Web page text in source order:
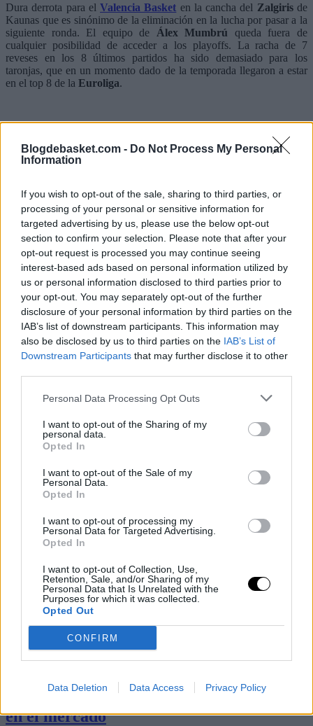
Blogdebasket.com - Do Not Process My Personal
Information
If you wish to opt-out of the sale, sharing to third parties, or
processing of your personal or sensitive information for
targeted advertising by us, please use the below opt-out
section to confirm your selection. Please note that after your
opt-out request is processed you may continue seeing
interest-based ads based on personal information utilized by
us or personal information disclosed to third parties prior to
your opt-out. You may separately opt-out of the further
disclosure of your personal information by third parties on the
IAB’s list of downstream participants. This information may
also be disclosed by us to third parties on the IAB’s List of
Downstream Participants that may further disclose it to other
Personal Data Processing Opt Outs
I want to opt-out of the Sharing of my
personal data.
Opted In
I want to opt-out of the Sale of my
Personal Data.
Opted In
I want to opt-out of processing my
Personal Data for Targeted Advertising.
Opted In
I want to opt-out of Collection, Use,
Retention, Sale, and/or Sharing of my
Personal Data that Is Unrelated with the
Purposes for which it was collected.
Opted Out
CONFIRM
Data Deletion Data Access Privacy Policy
Dura derrota para elValencia Basket en la cancha del Zalgirisde
Kaunas que es sinónimo de la eliminación en la lucha por pasar a la
siguiente ronda. El equipo de Álex Mumbrú queda fuera de
cualquier posibilidad de acceder a los playoffs. La racha de 7
reveses en los 8 últimos partidos ha sido demasiado para los
taronjas, que en un momento dado de la temporada llegaron a estar
en el top 8 de la Euroliga.
Basket NBACoby White
Coby White lanza un aviso a la NBA tras
la salida de LaMelo Ball y Miles Bridges:
"Podemos sorprender a mucha gente"
Jorge P. Borreguero- 09 Aug 2026
El base renovó su contrato con la franquicia por tres años y 74
millones de dólares al comienzo de la pretemporada y afronta el
nuevo curso con confianza
Los Sixers preparan la guinda del pastel
en el mercado